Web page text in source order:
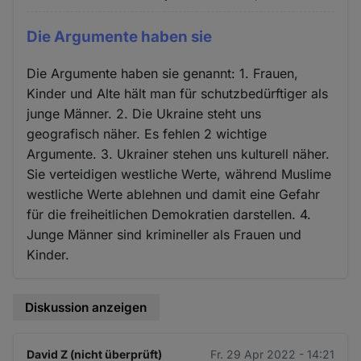
Die Argumente haben sie
Die Argumente haben sie genannt: 1. Frauen,
Kinder und Alte hält man für schutzbedürftiger als
junge Männer. 2. Die Ukraine steht uns
geografisch näher. Es fehlen 2 wichtige
Argumente. 3. Ukrainer stehen uns kulturell näher.
Sie verteidigen westliche Werte, während Muslime
westliche Werte ablehnen und damit eine Gefahr
für die freiheitlichen Demokratien darstellen. 4.
Junge Männer sind krimineller als Frauen und
Kinder.
Diskussion anzeigen
David Z (nicht überprüft) Fr. 29 Apr 2022 - 14:21